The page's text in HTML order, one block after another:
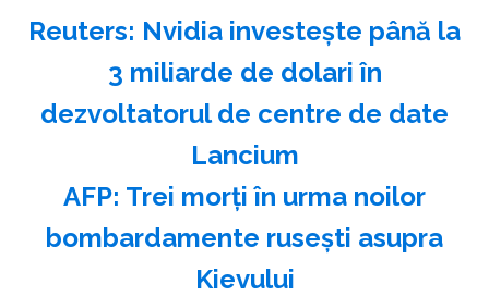
Reuters: Nvidia investeşte până la
3 miliarde de dolari în
dezvoltatorul de centre de date
Lancium
AFP: Trei morţi în urma noilor
bombardamente ruseşti asupra
Kievului